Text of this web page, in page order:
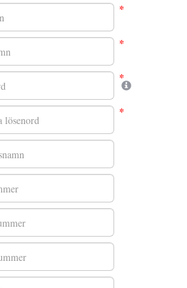
*
*
*
*